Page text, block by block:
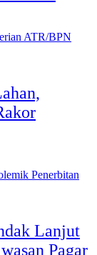
Lanjut
Pagar